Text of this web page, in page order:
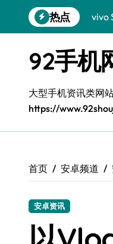
到
热点
vivo
三星
三星
S25
A56
vivo
92手机
大型手机资讯类网站
https://
首页 安卓频道
安卓资讯